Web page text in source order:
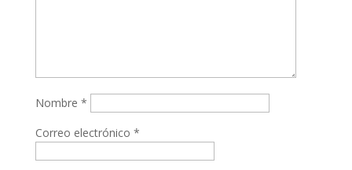
Nombre *
Correo electrónico *